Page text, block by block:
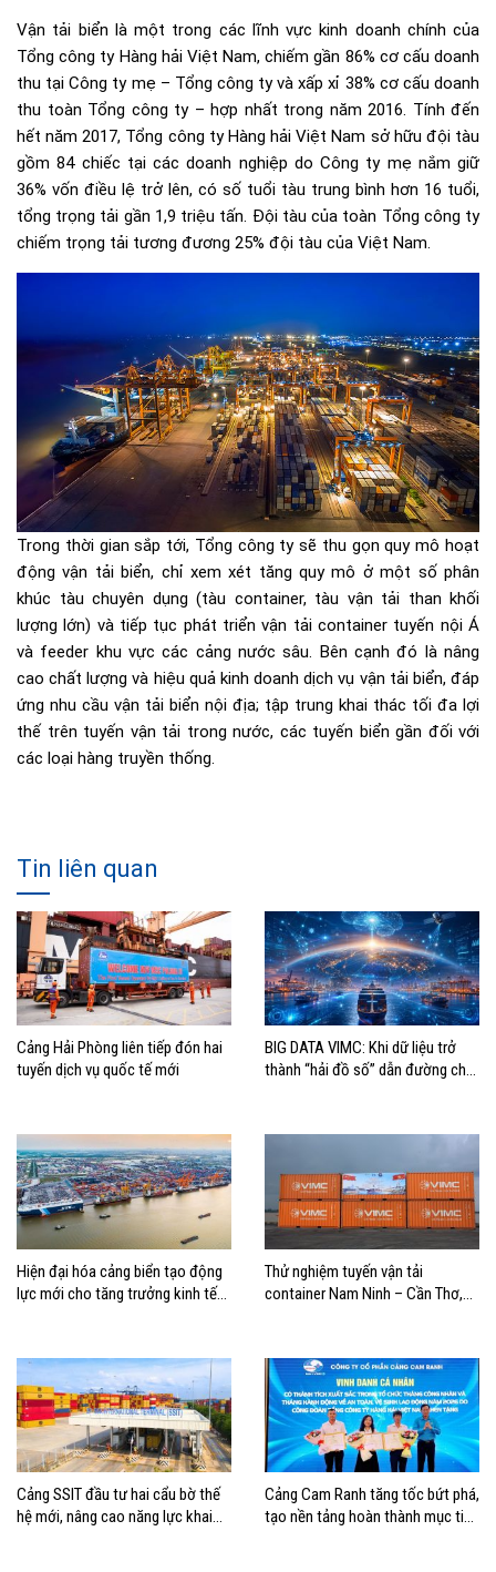
Vận tải biển là một trong các lĩnh vực kinh doanh chính của
Tổng công ty Hàng hải Việt Nam, chiếm gần 86% cơ cấu doanh
thu tại Công ty mẹ – Tổng công ty và xấp xỉ 38% cơ cấu doanh
thu toàn Tổng công ty – hợp nhất trong năm 2016. Tính đến
hết năm 2017, Tổng công ty Hàng hải Việt Nam sở hữu đội tàu
gồm 84 chiếc tại các doanh nghiệp do Công ty mẹ nắm giữ
36% vốn điều lệ trở lên, có số tuổi tàu trung bình hơn 16 tuổi,
tổng trọng tải gần 1,9 triệu tấn. Đội tàu của toàn Tổng công ty
chiếm trọng tải tương đương 25% đội tàu của Việt Nam.
Trong thời gian sắp tới, Tổng công ty sẽ thu gọn quy mô hoạt
động vận tải biển, chỉ xem xét tăng quy mô ở một số phân
khúc tàu chuyên dụng (tàu container, tàu vận tải than khối
lượng lớn) và tiếp tục phát triển vận tải container tuyến nội Á
và feeder khu vực các cảng nước sâu. Bên cạnh đó là nâng
cao chất lượng và hiệu quả kinh doanh dịch vụ vận tải biển, đáp
ứng nhu cầu vận tải biển nội địa; tập trung khai thác tối đa lợi
thế trên tuyến vận tải trong nước, các tuyến biển gần đối với
các loại hàng truyền thống.
Tin liên quan
Cảng Hải Phòng liên tiếp đón hai
tuyến dịch vụ quốc tế mới
BIG DATA VIMC: Khi dữ liệu trở
thành “hải đồ số” dẫn đường cho
Hiện đại hóa cảng biển tạo động
lực mới cho tăng trưởng kinh tế
Thử nghiệm tuyến vận tải
container Nam Ninh – Cần Thơ,
Cảng SSIT đầu tư hai cẩu bờ thế
hệ mới, nâng cao năng lực khai
Cảng Cam Ranh tăng tốc bứt phá,
tạo nền tảng hoàn thành mục tiêu